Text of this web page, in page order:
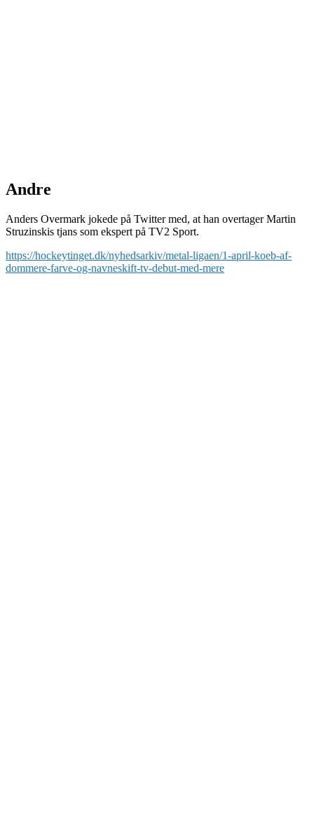
Andre
Anders Overmark jokede på Twitter med, at han overtager Martin
Struzinskis tjans som ekspert på TV2 Sport.
https://hockeytinget.dk/nyhedsarkiv/metal-ligaen/1-april-koeb-af-
dommere-farve-og-navneskift-tv-debut-med-mere